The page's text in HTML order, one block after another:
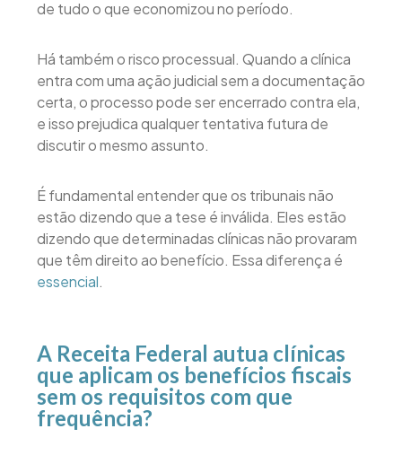
de tudo o que economizou no período.
Há também o risco processual. Quando a clínica
entra com uma ação judicial sem a documentação
certa, o processo pode ser encerrado contra ela,
e isso prejudica qualquer tentativa futura de
discutir o mesmo assunto.
É fundamental entender que os tribunais não
estão dizendo que a tese é inválida. Eles estão
dizendo que determinadas clínicas não provaram
que têm direito ao benefício. Essa diferença é
essencial.
A Receita Federal autua clínicas
que aplicam os benefícios fiscais
sem os requisitos com que
frequência?